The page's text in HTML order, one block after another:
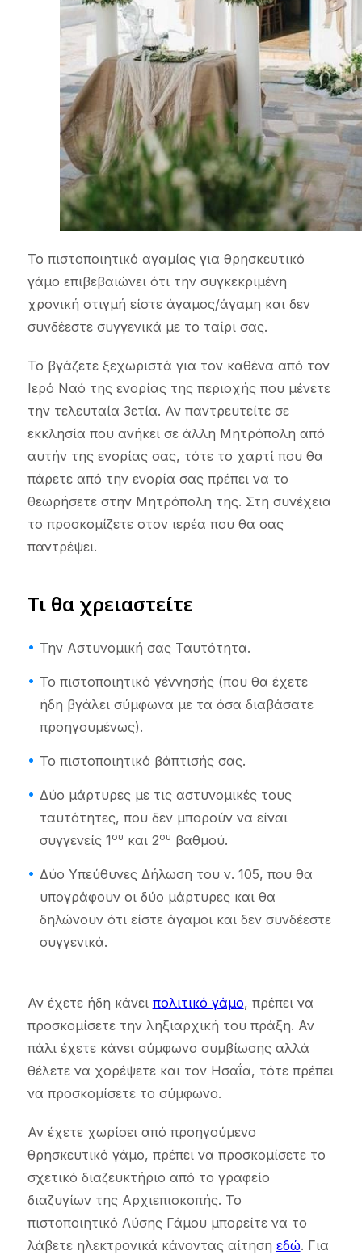
Το πιστοποιητικό αγαμίας για θρησκευτικό
γάμο επιβεβαιώνει ότι την συγκεκριμένη
χρονική στιγμή είστε άγαμος/άγαμη και δεν
συνδέεστε συγγενικά με το ταίρι σας.
Το βγάζετε ξεχωριστά για τον καθένα από τον
Ιερό Ναό της ενορίας της περιοχής που μένετε
την τελευταία 3ετία. Αν παντρευτείτε σε
εκκλησία που ανήκει σε άλλη Μητρόπολη από
αυτήν της ενορίας σας, τότε το χαρτί που θα
πάρετε από την ενορία σας πρέπει να το
θεωρήσετε στην Μητρόπολη της. Στη συνέχεια
το προσκομίζετε στον ιερέα που θα σας
παντρέψει.
Τι θα χρειαστείτε
Την Αστυνομική σας Ταυτότητα.
Το πιστοποιητικό γέννησής (που θα έχετε
ήδη βγάλει σύμφωνα με τα όσα διαβάσατε
προηγουμένως).
Το πιστοποιητικό βάπτισής σας.
Δύο μάρτυρες με τις αστυνομικές τους
ταυτότητες, που δεν μπορούν να είναι
συγγενείς 1 ου και 2ου βαθμού.
Δύο Υπεύθυνες Δήλωση του ν. 105, που θα
υπογράφουν οι δύο μάρτυρες και θα
δηλώνουν ότι είστε άγαμοι και δεν συνδέεστε
συγγενικά.
Αν έχετε ήδη κάνει πολιτικό γάμο, πρέπει να
προσκομίσετε την ληξιαρχική του πράξη. Αν
πάλι έχετε κάνει σύμφωνο συμβίωσης αλλά
θέλετε να χορέψετε και τον Ησαΐα, τότε πρέπει
να προσκομίσετε το σύμφωνο.
Αν έχετε χωρίσει από προηγούμενο
θρησκευτικό γάμο, πρέπει να προσκομίσετε το
σχετικό διαζευκτήριο από το γραφείο
διαζυγίων της Αρχιεπισκοπής. Το
πιστοποιητικό Λύσης Γάμου μπορείτε να το
λάβετε ηλεκτρονικά κάνοντας αίτηση εδώ. Για